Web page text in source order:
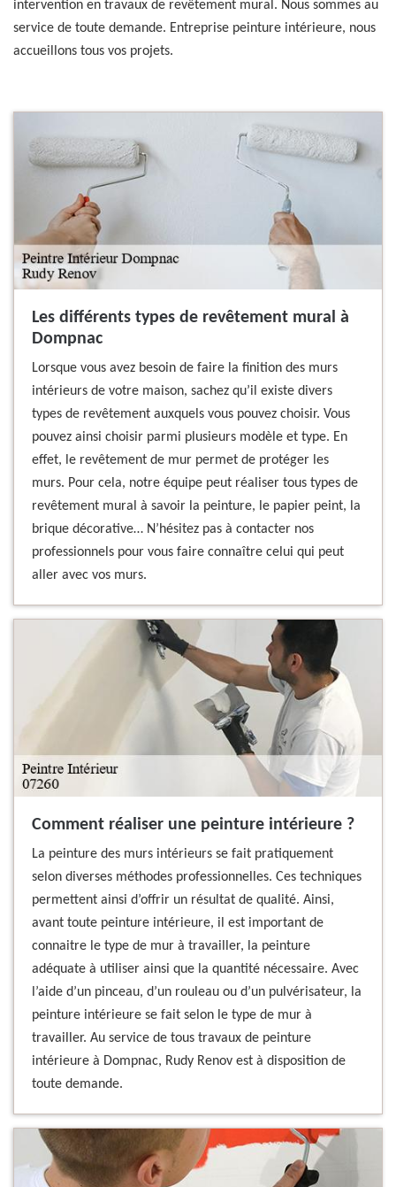
intervention en travaux de revêtement mural. Nous sommes au
service de toute demande. Entreprise peinture intérieure, nous
accueillons tous vos projets.
Les différents types de revêtement mural à
Dompnac
Lorsque vous avez besoin de faire la finition des murs
intérieurs de votre maison, sachez qu’il existe divers
types de revêtement auxquels vous pouvez choisir. Vous
pouvez ainsi choisir parmi plusieurs modèle et type. En
effet, le revêtement de mur permet de protéger les
murs. Pour cela, notre équipe peut réaliser tous types de
revêtement mural à savoir la peinture, le papier peint, la
brique décorative… N’hésitez pas à contacter nos
professionnels pour vous faire connaître celui qui peut
aller avec vos murs.
Comment réaliser une peinture intérieure ?
La peinture des murs intérieurs se fait pratiquement
selon diverses méthodes professionnelles. Ces techniques
permettent ainsi d’offrir un résultat de qualité. Ainsi,
avant toute peinture intérieure, il est important de
connaitre le type de mur à travailler, la peinture
adéquate à utiliser ainsi que la quantité nécessaire. Avec
l’aide d’un pinceau, d’un rouleau ou d’un pulvérisateur, la
peinture intérieure se fait selon le type de mur à
travailler. Au service de tous travaux de peinture
intérieure à Dompnac, Rudy Renov est à disposition de
toute demande.